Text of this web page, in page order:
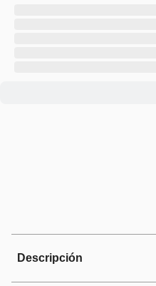
Descripción